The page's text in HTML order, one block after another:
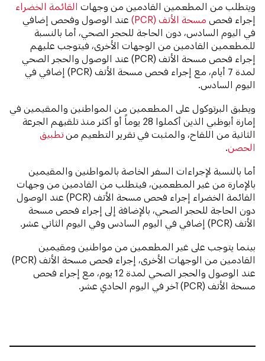
ويتطلب من المطعمين القادمين من وجهات القائمة الخضراء
إجراء فحص مسحة الأنف (PCR)
عند الوصول وفحص إضافي
في اليوم السادس، دون الحاجة للحجر الصحي،‬ أما بالنسبة
للمطعمين القادمين من الوجهات الأخرى، فيتوجب عليهم
إجراء فحص مسحة الأنف (PCR) عند الوصول والحجر الصحي
لمدة 7 أيام، مع إجراء فحص مسحة الأنف (PCR) إضافي في
اليوم السادس.
ويطبق البرتوكول على المطعمين من المواطنين والمقيمين في
إمارة أبوظبي الذين أكملوا 28 يوماً أو أكثر منذ تلقيهم الجرعة
الثانية من اللقاح، والمثبت في تقرير التطعيم من تطبيق
الحصن.
أما بالنسبة لإجراءات السفر الخاصة بالمواطنين والمقيمين
بالإمارة من غير المطعمين، فيتطلب من القادمين من وجهات
القائمة الخضراء إجراء فحص مسحة الأنف (PCR) عند الوصول
دون الحاجة للحجر الصحي، ‬بالإضافة إلى إجراء فحص مسحة
الأنف (PCR) إضافي في اليوم السادس وفي اليوم الثاني عشر.
بينما يتوجب على غير المطعمين من مواطنين ومقيمين
القادمين من الوجهات الأخرى، إجراء فحص مسحة الأنف (PCR)
عند الوصول والحجر الصحي لمدة 12 يوم، مع إجراء فحص
مسحة الأنف (PCR) آخر في اليوم الحادي عشر.